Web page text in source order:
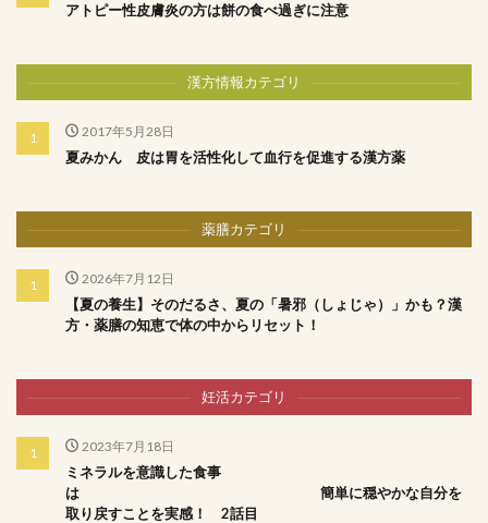
アトピー性皮膚炎の方は餅の食べ過ぎに注意
漢方情報カテゴリ
2017年5月28日
夏みかん 皮は胃を活性化して血行を促進する漢方薬
薬膳カテゴリ
2026年7月12日
【夏の養生】そのだるさ、夏の「暑邪（しょじゃ）」かも？漢
方・薬膳の知恵で体の中からリセット！
妊活カテゴリ
2023年7月18日
ミネラルを意識した食事
は 簡単に穏やかな自分を
取り戻すことを実感！ 2話目